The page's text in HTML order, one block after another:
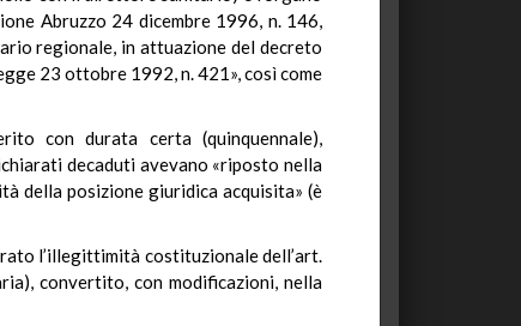
Abruzzo 24 dicembre 1996, n. 146,
regionale, in attuazione del decreto
23 ottobre 1992, n. 421», così come
con durata certa (quinquennale),
decaduti avevano «riposto nella
della posizione giuridica acquisita» (è
l’illegittimità costituzionale dell’art.
convertito, con modificazioni, nella